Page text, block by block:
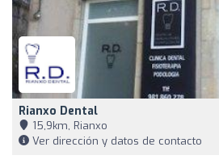
Rianxo Dental
15,9km, Rianxo
Ver dirección y datos de contacto